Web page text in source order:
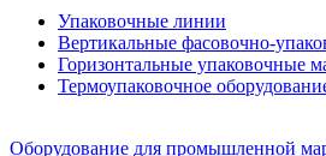
Упаковочные линии
Вертикальные фасовочно-
Горизонтальные упаковочные
Термоупаковочное
Оборудование для промышленной